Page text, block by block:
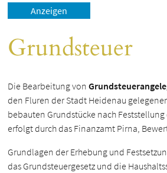
Grundsteuer
Die Bearbeitung von
den Fluren der Stadt Heidenau
bebauten Grundstücke nach
erfolgt durch das Finanzamt Pirna,
Grundlagen der Erhebung und
das Grundsteuergesetz und die